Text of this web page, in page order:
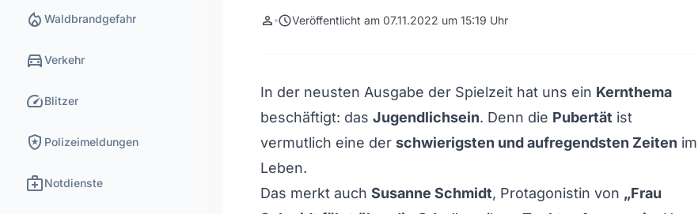
local_fire_department Waldbrandgefahr
directions_carVerkehr
speedBlitzer
local_police Polizeimeldungen
medical_servicesNotdienste
person scheduleVeröffentlicht am 07.11.2022 um 15:19 Uhr
In der neusten Ausgabe der Spielzeit hat uns ein Kernthema
beschäftigt: das Jugendlichsein. Denn die Pubertät ist
vermutlich eine der schwierigsten und aufregendsten Zeiten im
Leben.
Das merkt auch Susanne Schmidt, Protagonistin von „Frau